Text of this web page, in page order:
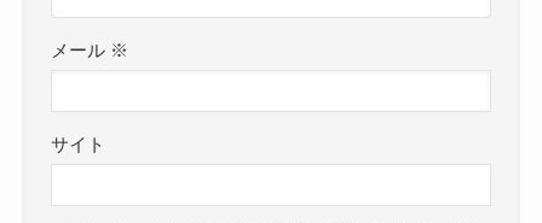
メール ※
サイト